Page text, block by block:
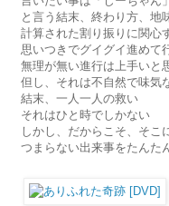
と言う結末、終わり方、地
計算された割り振りに関心
思いつきでグイグイ進めて
無理が無い進行は上手いと
但し、それは不自然で味気
結末、一人一人の救い
それはひと時でしかない
しかし、だからこそ、そこ
つまらない出来事をたんた